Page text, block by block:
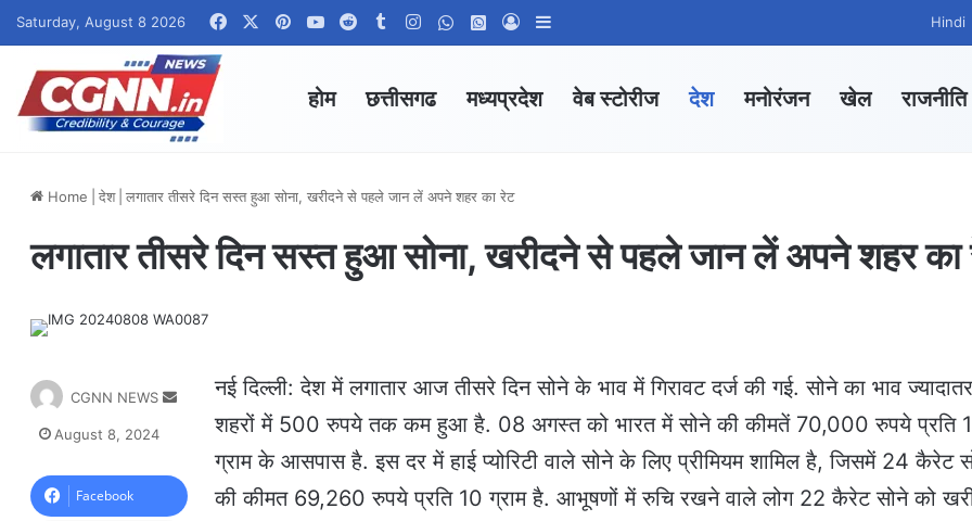
Saturday, August 8 2026 FacebookPinterestYouTubeRedditTumblrInstagramWhatsApp Channel
WhatsApp Group
Log In Hindi
होम छत्तीसगढ मध्यप्रदेश वेब स्टोरीज देश मनोरंजन खेल राजनीति
Home देश लगातार तीसरे दिन सस्त हुआ सोना, खरीदने से पहले जान लें अपने शहर का रेट
लगातार तीसरे दिन सस्त हुआ सोना, खरीदने से पहले जान लें अपने शहर का
नई दिल्ली: देश में लगातार आज तीसरे दिन सोने के भाव में गिरावट दर्ज की गई. सोने का भाव
शहरों में 500 रुपये तक कम हुआ है. 08 अगस्त को भारत में सोने की कीमतें 70,000 रुपये प्रति
ग्राम के आसपास है. इस दर में हाई प्योरिटी वाले सोने के लिए प्रीमियम शामिल है, जिसमें 24 कैरेट
की कीमत 69,260 रुपये प्रति 10 ग्राम है. आभूषणों में रुचि रखने वाले लोग 22 कैरेट सोने को
CGNN NEWS
a
n
August 8, 2024
Facebook